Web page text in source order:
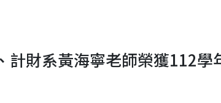
計財系黃海寧老師榮獲112學